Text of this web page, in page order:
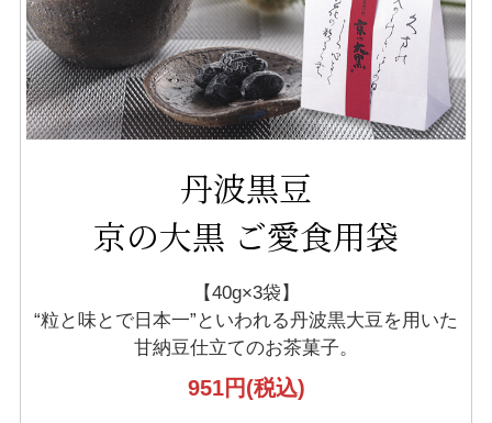
丹波黒豆
京の大黒 ご愛食用袋
【40g×3袋】
“粒と味とで日本一”といわれる丹波黒大豆を用いた
甘納豆仕立てのお茶菓子。
951円(税込)